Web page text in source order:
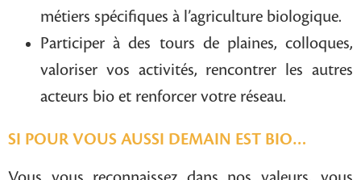
métiers spécifiques à l’agriculture biologique.
Participer à des tours de plaines, colloques,
valoriser vos activités, rencontrer les autres
acteurs bio et renforcer votre réseau.
SI POUR VOUS AUSSI DEMAIN EST BIO…